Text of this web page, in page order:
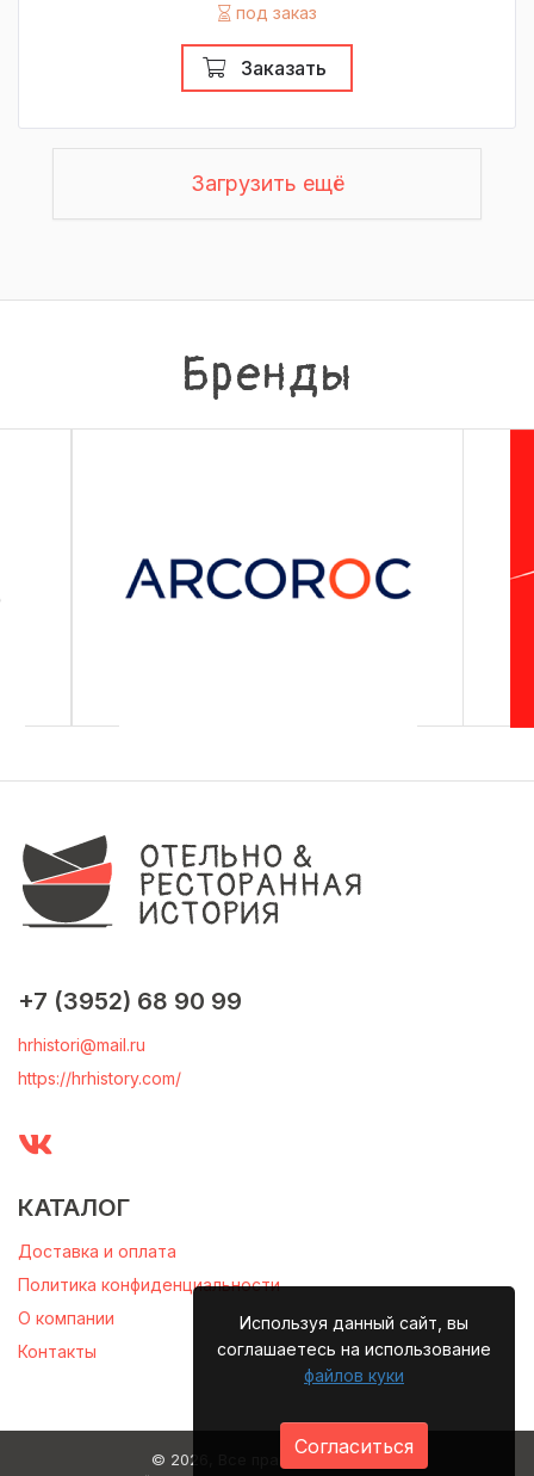
Используя данный сайт, вы
соглашаетесь на использование
файлов куки
Согласиться
под заказ
Заказать
Загрузить ещё
Бренды
+7 (3952) 68 90 99
hrhistori@mail.ru
https://hrhistory.com/
КАТАЛОГ
Доставка и оплата
Политика конфиденциальности
О компании
Контакты
© 2026, Все права защищены